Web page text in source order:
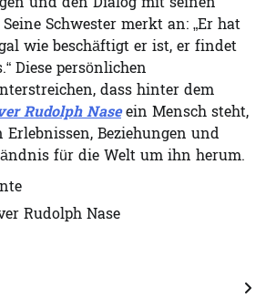
Schwester merkt an: „Er hat
wie beschäftigt er ist, er findet
Diese persönlichen
dass hinter dem
Rudolph Naseein Mensch steht,
Beziehungen und
für die Welt um ihn herum.
Rudolph Nase